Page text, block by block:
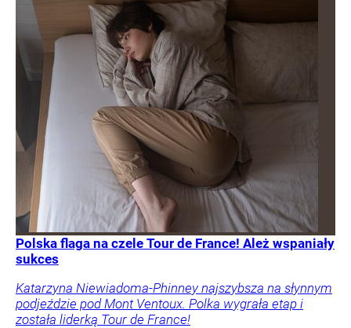
Polska flaga na czele Tour de France! Ależ wspaniały
sukces
Katarzyna Niewiadoma-Phinney najszybsza na słynnym
podjeździe pod Mont Ventoux. Polka wygrała etap i
została liderką Tour de France!